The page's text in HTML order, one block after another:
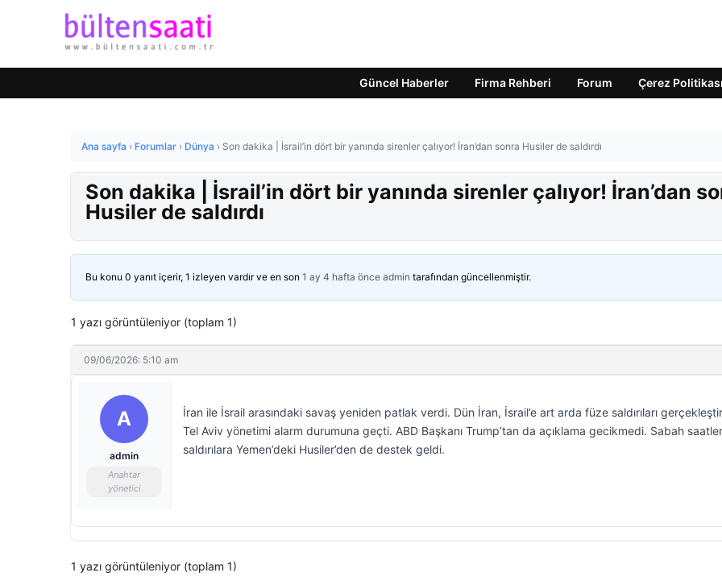
Güncel Haberler Firma Rehberi Forum Çerez Politikası
Ana sayfa › Forumlar › Dünya › Son dakika | İsrail’in dört bir yanında sirenler çalıyor! İran’dan sonra Husiler de saldırdı
Son dakika | İsrail’in dört bir yanında sirenler çalıyor! İran’dan
Husiler de saldırdı
Bu konu 0 yanıt içerir, 1 izleyen vardır ve en son 1 ay 4 hafta önce admin tarafından güncellenmiştir.
1 yazı görüntüleniyor (toplam 1)
09/06/2026: 5:10 am
A
admin
Anahtar
yönetici
İran ile İsrail arasındaki savaş yeniden patlak verdi. Dün İran, İsrail’e art arda füze saldırıları
Tel Aviv yönetimi alarm durumuna geçti. ABD Başkanı Trump’tan da açıklama gecikmedi. Sabah
saldırılara Yemen’deki Husiler’den de destek geldi.
1 yazı görüntüleniyor (toplam 1)